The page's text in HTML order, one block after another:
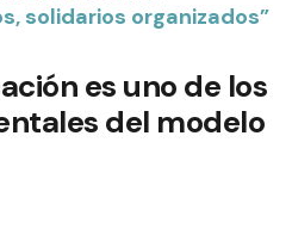
solidarios organizados”
es uno de los
del modelo